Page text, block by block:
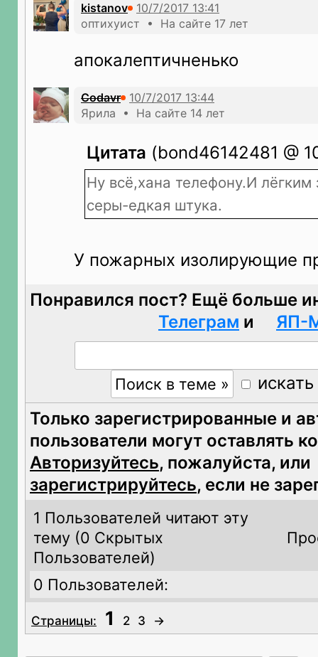
kistanov
оптихуист • На сайте 17 лет
апокалептичненько
Codavr
Ярила • На сайте 14 лет
Цитата (bond46142481 @
Ну всё,хана телефону.И
серы-едкая штука.
У пожарных изолирующие
Понравился пост? Ещё больше
Телеграм и ЯП-
Только зарегистрированные и
пользователи могут оставлять
Авторизуйтесь, пожалуйста, или
зарегистрируйтесь, если не
1 Пользователей читают эту
тему (0 Скрытых
Пользователей)
0 Пользователей:
Страницы: 1 2 3 →